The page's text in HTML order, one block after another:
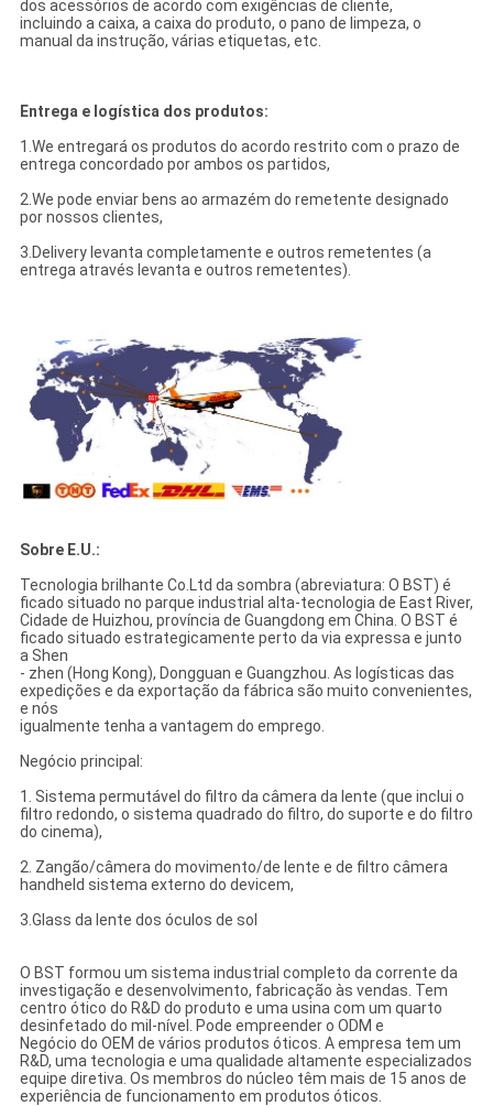
dos acessórios de acordo com exigências de cliente,
incluindo a caixa, a caixa do produto, o pano de limpeza, o
manual da instrução, várias etiquetas, etc.
Entrega e logística dos produtos:
1.We entregará os produtos do acordo restrito com o prazo de
entrega concordado por ambos os partidos,
2.We pode enviar bens ao armazém do remetente designado
por nossos clientes,
3.Delivery levanta completamente e outros remetentes (a
entrega através levanta e outros remetentes).
Sobre E.U.:
Tecnologia brilhante Co.Ltd da sombra (abreviatura: O BST) é
ficado situado no parque industrial alta-tecnologia de East River,
Cidade de Huizhou, província de Guangdong em China. O BST é
ficado situado estrategicamente perto da via expressa e junto
a Shen
- zhen (Hong Kong), Dongguan e Guangzhou. As logísticas das
expedições e da exportação da fábrica são muito convenientes,
e nós
igualmente tenha a vantagem do emprego.
Negócio principal:
1. Sistema permutável do filtro da câmera da lente (que inclui o
filtro redondo, o sistema quadrado do filtro, do suporte e do filtro
do cinema),
2. Zangão/câmera do movimento/de lente e de filtro câmera
handheld sistema externo do devicem,
3.Glass da lente dos óculos de sol
O BST formou um sistema industrial completo da corrente da
investigação e desenvolvimento, fabricação às vendas. Tem
centro ótico do R&D do produto e uma usina com um quarto
desinfetado do mil-nível. Pode empreender o ODM e
Negócio do OEM de vários produtos óticos. A empresa tem um
R&D, uma tecnologia e uma qualidade altamente especializados
equipe diretiva. Os membros do núcleo têm mais de 15 anos de
experiência de funcionamento em produtos óticos.